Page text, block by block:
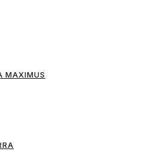
MAXIMUS